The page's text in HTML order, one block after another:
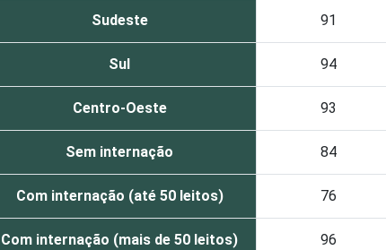
Sudeste 91
Sul 94
Centro-Oeste 93
Sem internação 84
Com internação (até 50 leitos) 76
Com internação (mais de 50 leitos) 96